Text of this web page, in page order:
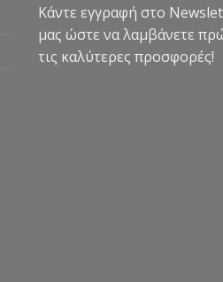
Κάντε εγγραφή στο
μας ώστε να λαμβάνετε
τις καλύτερες προσφορές!